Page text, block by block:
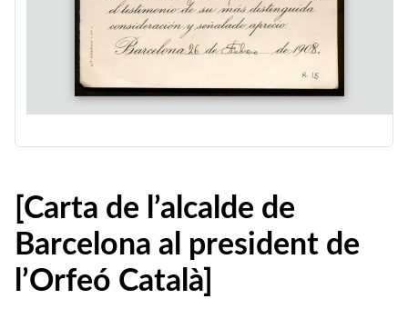
[Carta de l’alcalde de
Barcelona al president de
l’Orfeó Català]